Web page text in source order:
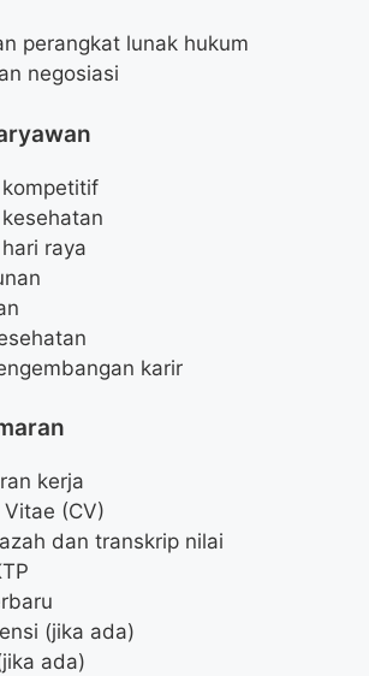
perangkat lunak hukum
negosiasi
raya
karir
kerja
(CV)
dan transkrip nilai
(jika ada)
ada)